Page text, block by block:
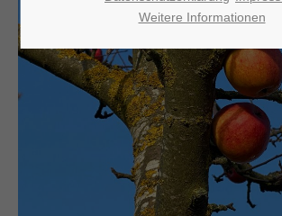
Weitere Informationen